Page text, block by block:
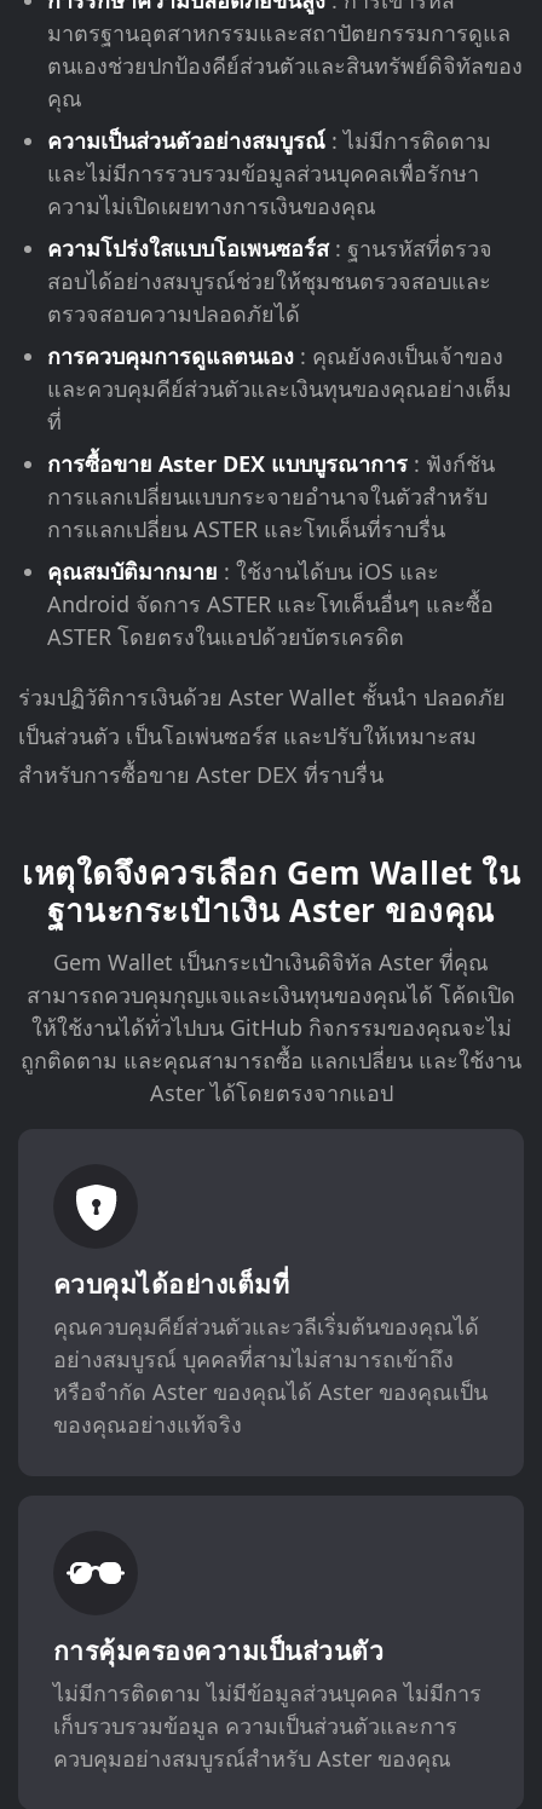
มาตรฐานอุตสาหกรรมและสถาปัตยกรรมการดูแล
ตนเองช่วยปกป้องคีย์ส่วนตัวและสินทรัพย์ดิจิทัลของ
คุณ
ความเป็นส่วนตัวอย่างสมบูรณ์ : ไม่มีการติดตาม
และไม่มีการรวบรวมข้อมูลส่วนบุคคลเพื่อรักษา
ความไม่เปิดเผยทางการเงินของคุณ
ความโปร่งใสแบบโอเพนซอร์ส : ฐานรหัสที่ตรวจ
สอบได้อย่างสมบูรณ์ช่วยให้ชุมชนตรวจสอบและ
ตรวจสอบความปลอดภัยได้
การควบคุมการดูแลตนเอง : คุณยังคงเป็นเจ้าของ
และควบคุมคีย์ส่วนตัวและเงินทุนของคุณอย่างเต็ม
ที่
การซื้อขาย Aster DEX แบบบูรณาการ : ฟังก์ชัน
การแลกเปลี่ยนแบบกระจายอำนาจในตัวสำหรับ
การแลกเปลี่ยน ASTER และโทเค็นที่ราบรื่น
คุณสมบัติมากมาย : ใช้งานได้บน iOS และ
Android จัดการ ASTER และโทเค็นอื่นๆ และซื้อ
ASTER โดยตรงในแอปด้วยบัตรเครดิต
ร่วมปฏิวัติการเงินด้วย Aster Wallet ชั้นนำ ปลอดภัย
เป็นส่วนตัว เป็นโอเพ่นซอร์ส และปรับให้เหมาะสม
สำหรับการซื้อขาย Aster DEX ที่ราบรื่น
เหตุใดจึงควรเลือก Gem Wallet ใน
ฐานะกระเป๋าเงิน Aster ของคุณ
Gem Wallet เป็นกระเป๋าเงินดิจิทัล Aster ที่คุณ
สามารถควบคุมกุญแจและเงินทุนของคุณได้ โค้ดเปิด
ให้ใช้งานได้ทั่วไปบน GitHub กิจกรรมของคุณจะไม่
ถูกติดตาม และคุณสามารถซื้อ แลกเปลี่ยน และใช้งาน
Aster ได้โดยตรงจากแอป
ควบคุมได้อย่างเต็มที่
คุณควบคุมคีย์ส่วนตัวและวลีเริ่มต้นของคุณได้
อย่างสมบูรณ์ บุคคลที่สามไม่สามารถเข้าถึง
หรือจำกัด Aster ของคุณได้ Aster ของคุณเป็น
ของคุณอย่างแท้จริง
การคุ้มครองความเป็นส่วนตัว
ไม่มีการติดตาม ไม่มีข้อมูลส่วนบุคคล ไม่มีการ
เก็บรวบรวมข้อมูล ความเป็นส่วนตัวและการ
ควบคุมอย่างสมบูรณ์สำหรับ Aster ของคุณ